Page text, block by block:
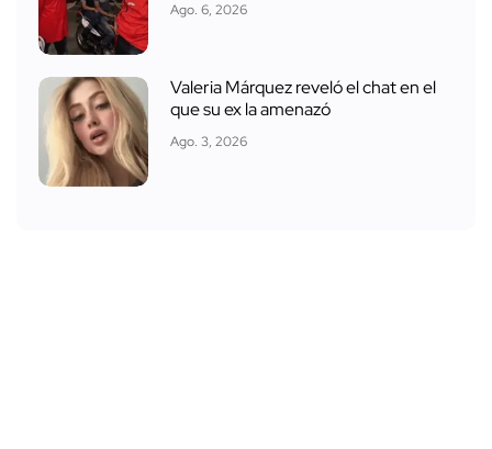
Ago. 6, 2026
Valeria Márquez reveló el chat en el
que su ex la amenazó
Ago. 3, 2026